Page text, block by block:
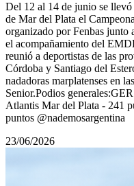
Del 12 al 14 de junio se
de Mar del Plata el
organizado por Fenbas
el acompañamiento del
reunió a deportistas de las
Córdoba y Santiago del
nadadoras marplatenses en
Senior.Podios
Atlantis Mar del Plata - 241
puntos @nademosargentina
23/06/2026